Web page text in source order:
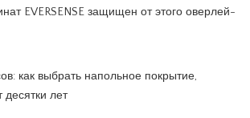
EVERSENSE защищен от этого оверлей-